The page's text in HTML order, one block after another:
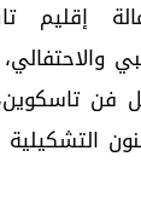
إقليم
فن